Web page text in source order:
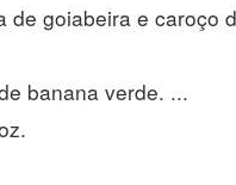
de goiabeira e caroço
banana verde. ...